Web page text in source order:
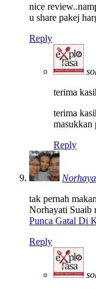
nice
u share pakej
Reply
terima
terima
masukkan
Reply
tak pernah
Norhayati Suaib
Punca Gatal Di
Reply